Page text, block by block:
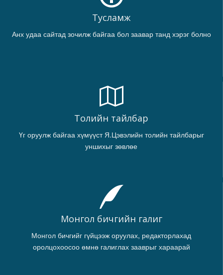
Тусламж
Анх удаа сайтад зочилж байгаа бол заавар танд хэрэг болно
Толийн тайлбар
Үг оруулж байгаа хүмүүст Я.Цэвэлийн толийн тайлбарыг
уншихыг зөвлөе
Монгол бичгийн галиг
Монгол бичгийг гүйцээж оруулах, редакторлахад
оролцохоосоо өмнө галиглах зааврыг хараарай